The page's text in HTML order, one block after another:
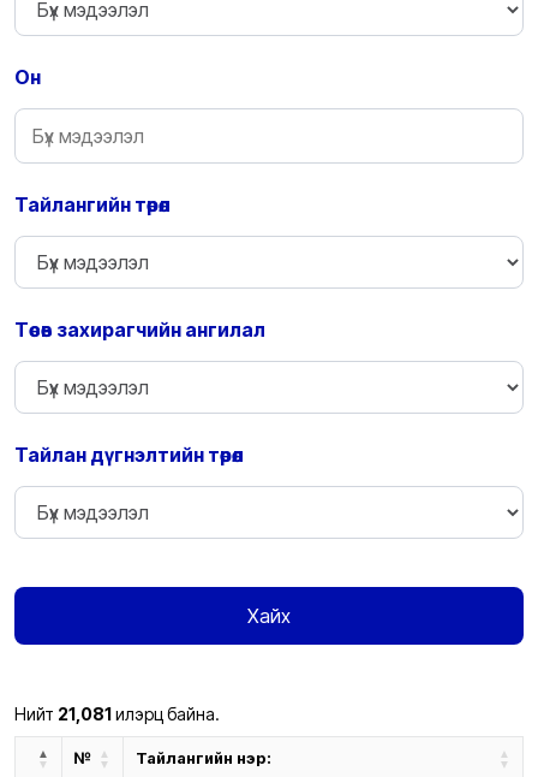
Он
Тайлангийн төрөл
Төсөв захирагчийн ангилал
Тайлан дүгнэлтийн төрөл
Хайх
Нийт 21,081илэрц байна.
№ Тайлангийн нэр: